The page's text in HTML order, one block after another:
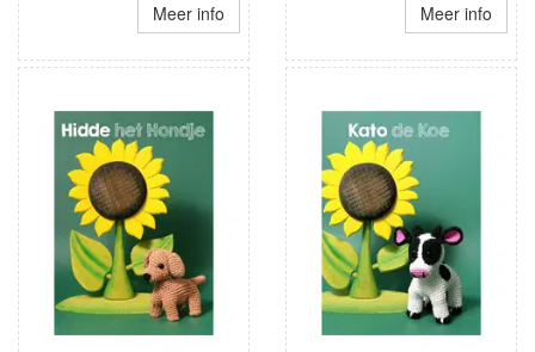
Meer info Meer info